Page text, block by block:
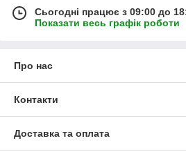
Сьогодні працює з 09:00 до
Показати весь графік роботи
Про нас
Контакти
Доставка та оплата